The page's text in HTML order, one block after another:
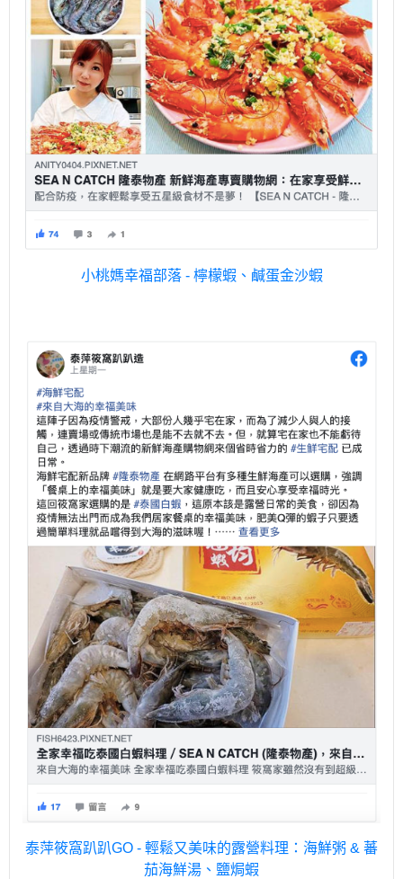
小桃媽幸福部落 - 檸檬蝦、鹹蛋金沙蝦
泰萍筱窩趴趴GO - 輕鬆又美味的露營料理：海鮮粥 & 蕃
茄海鮮湯、鹽焗蝦